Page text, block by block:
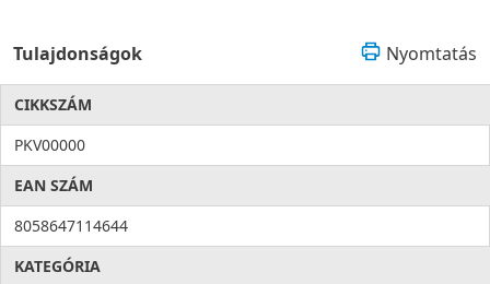
Tulajdonságok Nyomtatás
CIKKSZÁM
PKV00000
EAN SZÁM
8058647114644
KATEGÓRIA